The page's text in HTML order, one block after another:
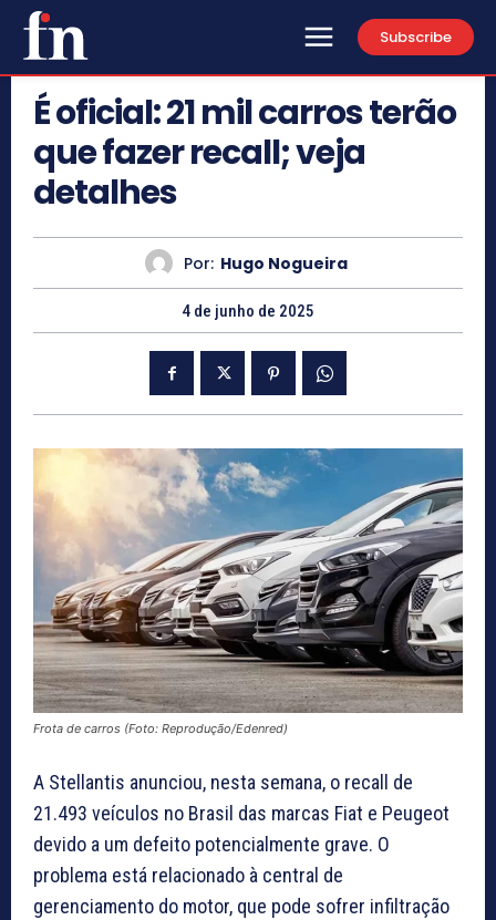
Subscribe
É oficial: 21 mil carros terão
que fazer recall; veja
detalhes
Por: Hugo Nogueira
4 de junho de 2025
Frota de carros (Foto: Reprodução/Edenred)
A Stellantis anunciou, nesta semana, o recall de
21.493 veículos no Brasil das marcas Fiat e Peugeot
devido a um defeito potencialmente grave. O
problema está relacionado à central de
gerenciamento do motor, que pode sofrer infiltração